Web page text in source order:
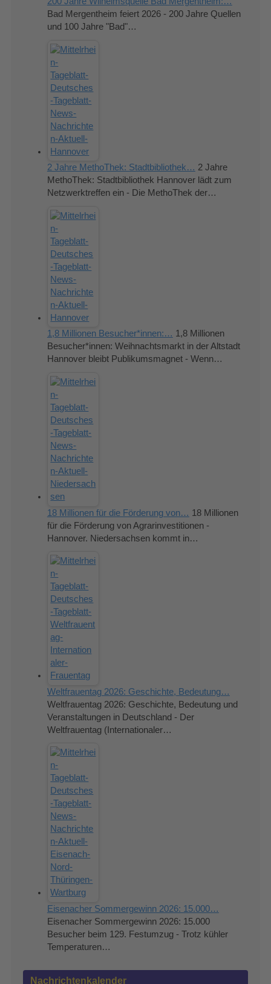
Bad Mergentheim feiert 2026 - 200 Jahre Quellen
und 100 Jahre "Bad"…
2 Jahre MethoThek: Stadtbibliothek… 2 Jahre
MethoThek: Stadtbibliothek Hannover lädt zum
Netzwerktreffen ein - Die MethoThek der…
1,8 Millionen Besucher*innen:… 1,8 Millionen
Besucher*innen: Weihnachtsmarkt in der Altstadt
Hannover bleibt Publikumsmagnet - Wenn…
18 Millionen für die Förderung von… 18 Millionen
für die Förderung von Agrarinvestitionen -
Hannover. Niedersachsen kommt in…
Weltfrauentag 2026: Geschichte, Bedeutung…
Weltfrauentag 2026: Geschichte, Bedeutung und
Veranstaltungen in Deutschland - Der
Weltfrauentag (Internationaler…
Eisenacher Sommergewinn 2026: 15.000…
Eisenacher Sommergewinn 2026: 15.000
Besucher beim 129. Festumzug - Trotz kühler
Temperaturen…
Nachrichtenkalender